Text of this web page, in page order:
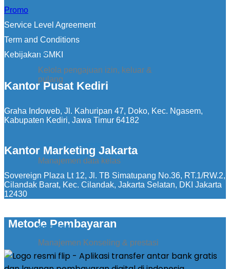
Izin
Kelola pengajuan izin, keluar &
pulang
Kirim Pengumuman
Manajemen data kelas
konseling
Manajemen Konseling & prestasi
Promo
Service Level Agreement
Term and Conditions
Kebijakan SMKI
Kantor Pusat Kediri
Graha Indoweb, Jl. Kahuripan 47, Doko, Kec. Ngasem,
Kabupaten Kediri, Jawa Timur 64182
Kantor Marketing Jakarta
Sovereign Plaza Lt 12, Jl. TB Simatupang No.36, RT.1/RW.2,
Cilandak Barat, Kec. Cilandak, Jakarta Selatan, DKI Jakarta
12430
Metode Pembayaran